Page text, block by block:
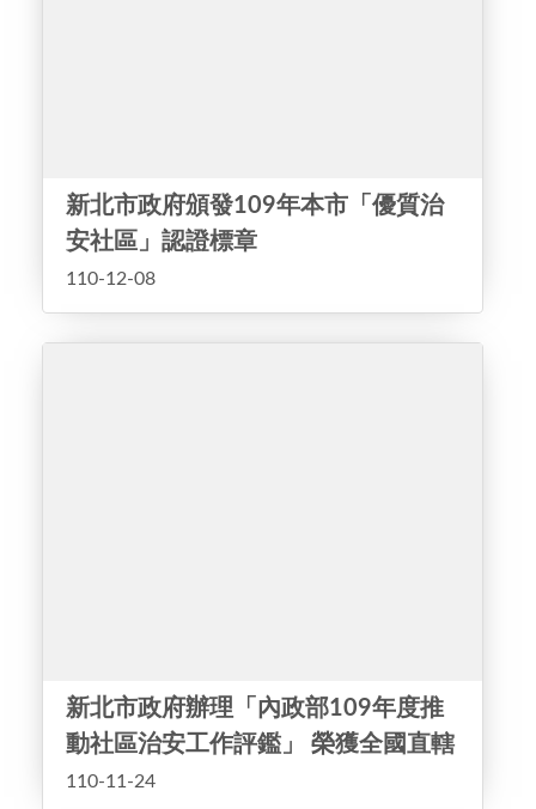
新北市政府頒發109年本市「優質治
安社區」認證標章
110-12-08
新北市政府辦理「內政部109年度推
動社區治安工作評鑑」 榮獲全國直轄
市、縣（市）政府「特優」第1名
110-11-24